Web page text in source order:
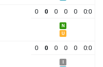
0 0 0 0 0 0:0
N
U
0 0 0 0 0 0:0